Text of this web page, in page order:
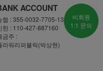
ACCOUNT
협 : 355-0032-7705-13
한 : 110-427-887160
금주 :
라워리퍼블릭(박상현)
비회원
1:1 문의